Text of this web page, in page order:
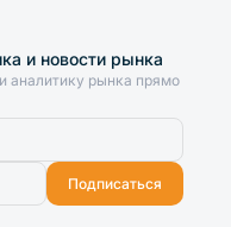
и новости рынка
аналитику рынка прямо
Подписаться